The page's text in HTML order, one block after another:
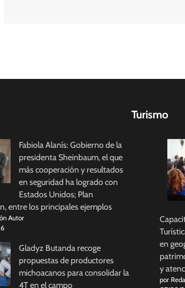
Fabiola Alanís: Gobierno de la
presidenta Sheinbaum, el que
más cooperación y resultados
en seguridad ha logrado con
Estados Unidos; Plan
entre los principales ejemplos
Autor
Gladyz Butanda recoge
propuestas de productores
michoacanos para consolidar la
4T en el campo
Turismo
en
y
por